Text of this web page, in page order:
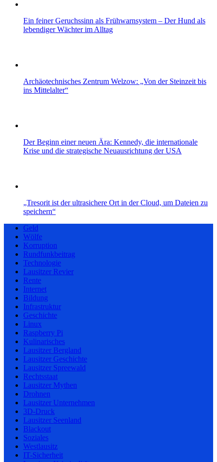
Ein feiner Geruchssinn als Frühwarnsystem – Der Hund als
lebendiger Wächter im Alltag
Archäotechnisches Zentrum Welzow: „Von der Steinzeit bis
ins Mittelalter“
Der Beginn einer neuen Ära: Kennedy, die internationale
Krise und die strategische Neuausrichtung der USA
„Tresorit ist der ultrasichere Ort in der Cloud, um Dateien zu
speichern“
Geld
Wölfe
Korruption
Rundfunkbeitrag
Technologie
Lausitzer Revier
Rente
Internet
Bildung
Infrastruktur
Geschichte
Linux
Raspberry Pi
Kulinarisches
Lausitzer Bergland
Lausitzer Geschichte
Lausitzer Spreewald
Rechtsstaat
Lausitzer Mythen
Drohnen
Lausitzer Unternehmen
3D-Druck
Lausitzer Seenland
Blackout
Soziales
Westlausitz
IT-Sicherheit